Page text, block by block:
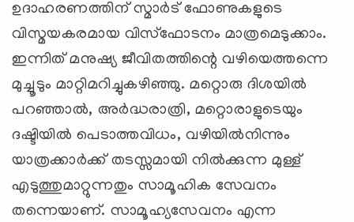
ഉദാഹരണത്തിന് സ്മാര്‍ട് ഫോണുകളുടെ
വിസ്മയകരമായ വിസ്‌ഫോടനം മാത്രമെടുക്കാം.
ഇന്നിത് മനുഷ്യ ജീവിതത്തിന്റെ വഴിയെത്തന്നെ
മുച്ചൂടും മാറ്റിമറിച്ചുകഴിഞ്ഞു. മറ്റൊരു ദിശയില്‍
പറഞ്ഞാല്‍, അര്‍ദ്ധരാത്രി, മറ്റൊരാളുടെയും
ദഷ്ടിയില്‍ പെടാത്തവിധം, വഴിയില്‍നിന്നും
യാത്രക്കാര്‍ക്ക് തടസ്സമായി നില്‍ക്കുന്ന മുള്ള്
എടുത്തുമാറ്റുന്നതും സാമൂഹിക സേവനം
തന്നെയാണ്. സാമൂഹ്യസേവനം എന്ന